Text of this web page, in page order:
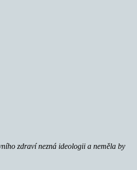
zdraví nezná ideologii a neměla by